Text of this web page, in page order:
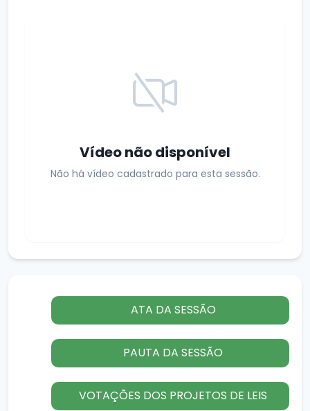
Vídeo não disponível
Não há vídeo cadastrado para esta sessão.
ATA DA SESSÃO
PAUTA DA SESSÃO
VOTAÇÕES DOS PROJETOS DE LEIS